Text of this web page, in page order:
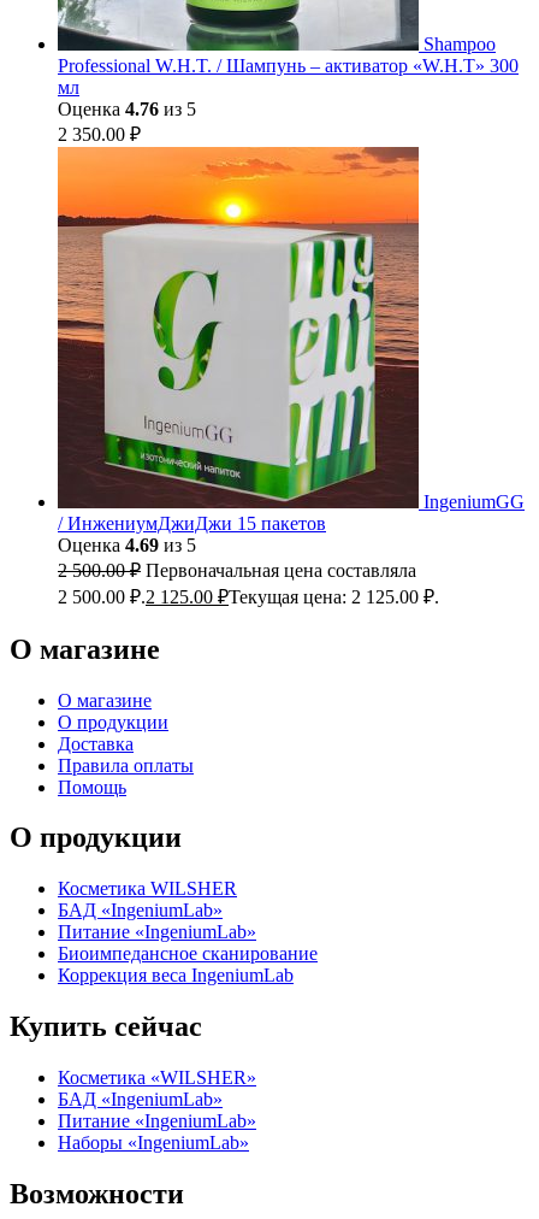
Shampoo
Professional W.H.T. / Шампунь – активатор «W.H.T» 300
мл
Оценка 4.76 из 5
2 350.00 ₽
IngeniumGG
/ ИнжениумДжиДжи 15 пакетов
Оценка 4.69 из 5
2 500.00₽ Первоначальная цена составляла
2 500.00 ₽.2 125.00 ₽Текущая цена: 2 125.00 ₽.
О магазине
О магазине
О продукции
Доставка
Правила оплаты
Помощь
О продукции
Косметика WILSHER
БАД «IngeniumLab»
Питание «IngeniumLab»
Биоимпедансное сканирование
Коррекция веса IngeniumLab
Купить сейчас
Косметика «WILSHER»
БАД «IngeniumLab»
Питание «IngeniumLab»
Наборы «IngeniumLab»
Возможности